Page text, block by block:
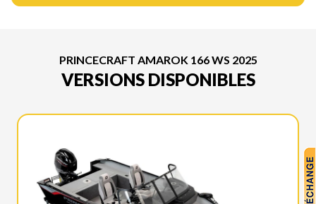
PRINCECRAFT AMAROK 166 WS 2025
VERSIONS DISPONIBLES